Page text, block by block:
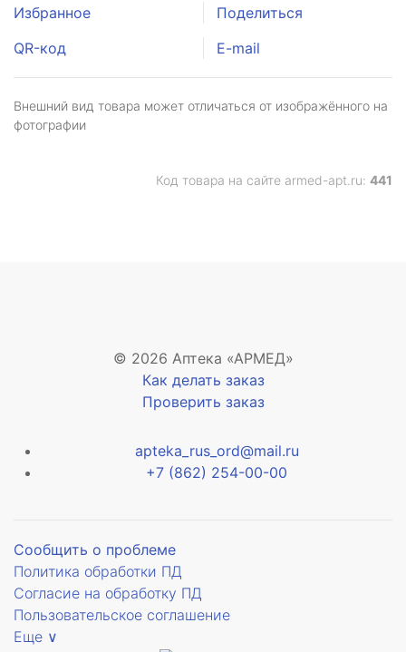
Избранное
Поделиться
QR-код
E-mail
Внешний вид товара может отличаться от изображённого на
фотографии
Код товара на сайте armed-apt.ru: 441
© 2026 Аптека «АРМЕД»
Как делать заказ
Проверить заказ
apteka_rus_ord@mail.ru
+7 (862) 254-00-00
Сообщить о проблеме
Политика обработки ПД
Согласие на обработку ПД
Пользовательское соглашение
Еще ∨